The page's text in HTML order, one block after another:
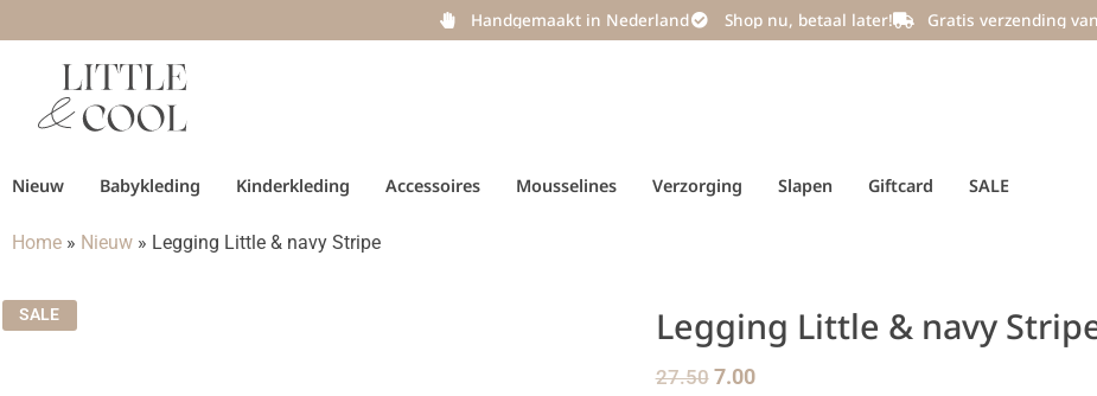
Handgemaakt in Nederland Shop nu, betaal later! Gratis verzending
Nieuw Babykleding Kinderkleding Accessoires Mousselines Verzorging Slapen Giftcard SALE
Home » Nieuw » Legging Little & navy Stripe
SALE Legging Little & navy
27.50 7.00